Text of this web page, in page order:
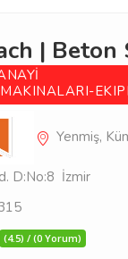
|
Yenmiş,
D:No:8 İzmir
(4.5) / (0 Yorum)